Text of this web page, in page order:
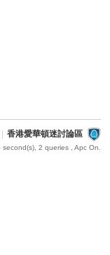
香港愛華頓迷討論區
2 queries , Apc On.